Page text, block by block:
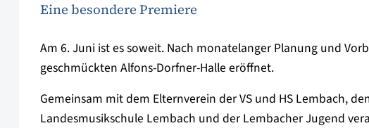
Eine besondere Premiere
Am 6. Juni ist es soweit. Nach monatelanger Planung und
geschmückten Alfons-Dorfner-Halle eröffnet.
Gemeinsam mit dem Elternverein der VS und HS Lembach,
Landesmusikschule Lembach und der Lembacher Jugend